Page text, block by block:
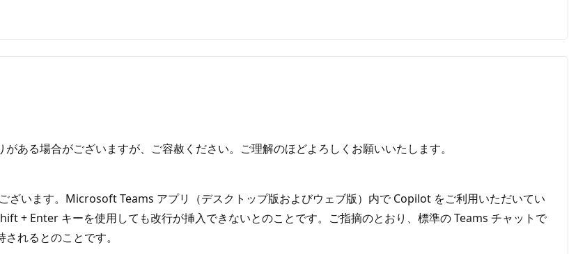
ある場合がございますが、ご容赦ください。ご理解のほどよろしくお願いいたします。
います。Microsoft Teams アプリ（デスクトップ版およびウェブ版）内で Copilot をご利用いただいてい
+ Enter キーを使用しても改行が挿入できないとのことです。ご指摘のとおり、標準の Teams チャットで
れるとのことです。